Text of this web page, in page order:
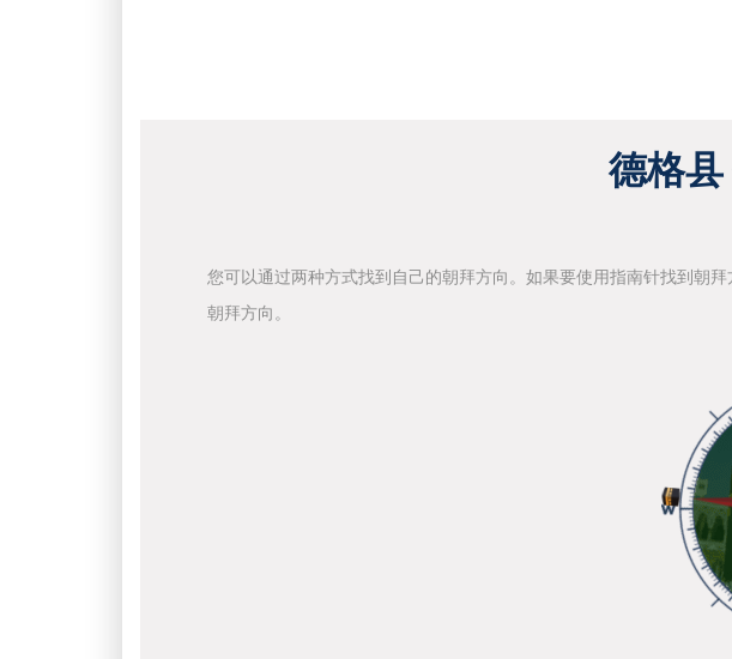
德格
您可以通过两种方式找到自己的朝拜方向。如果要使用指南针找到朝
朝拜方向。